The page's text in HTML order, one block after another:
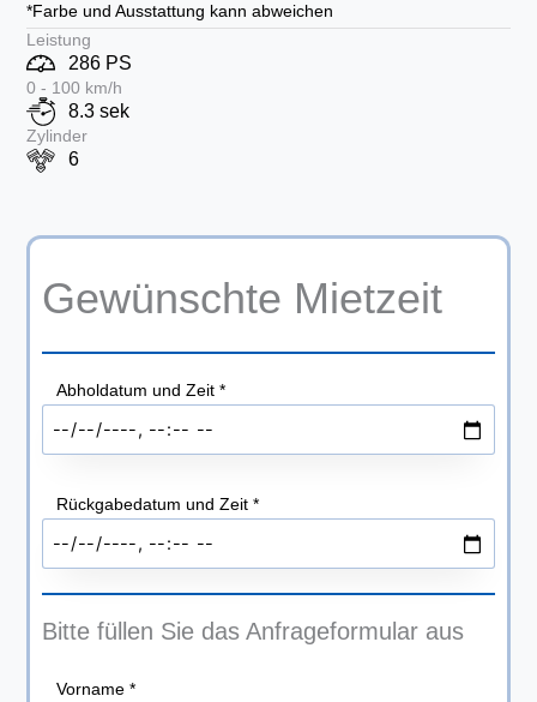
*Farbe und Ausstattung kann abweichen
Leistung
286 PS
0 - 100 km/h
8.3 sek
Zylinder
6
Gewünschte Mietzeit
Abholdatum und Zeit*
Rückgabedatum und Zeit*
Bitte füllen Sie das Anfrageformular aus
Vorname*